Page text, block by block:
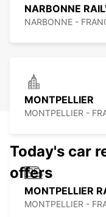
NARBONNE
NARBONNE -
MONTPELLIER
MONTPELLIER -
MONTPELLIER
MONTPELLIER -
Today's car
offers